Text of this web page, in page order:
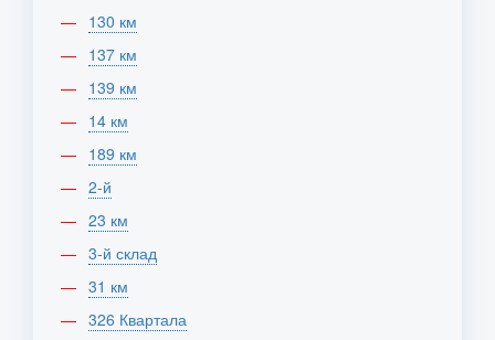
130 км
137 км
139 км
14 км
189 км
2-й
23 км
3-й склад
31 км
326 Квартала